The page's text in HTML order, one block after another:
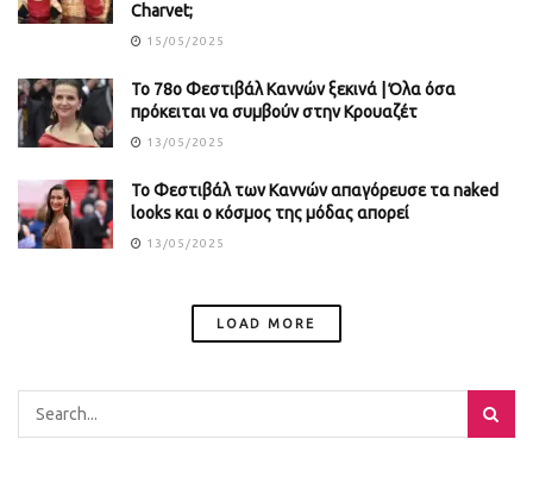
Charvet;
15/05/2025
Το 78ο Φεστιβάλ Καννών ξεκινά | Όλα όσα
πρόκειται να συμβούν στην Κρουαζέτ
13/05/2025
Το Φεστιβάλ των Καννών απαγόρευσε τα naked
looks και ο κόσμος της μόδας απορεί
13/05/2025
LOAD MORE